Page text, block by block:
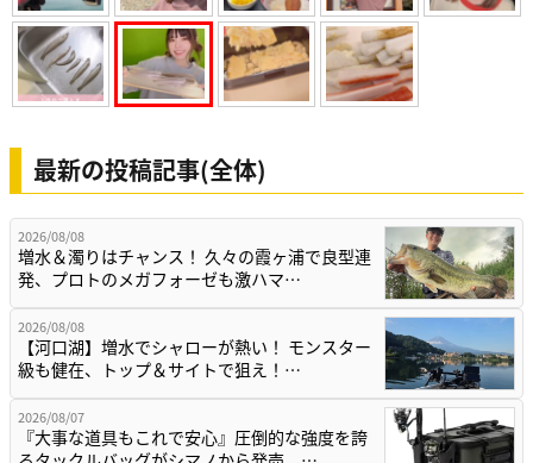
最新の投稿記事(全体)
2026/08/08
増水＆濁りはチャンス！ 久々の霞ヶ浦で良型連
発、プロトのメガフォーゼも激ハマ…
2026/08/08
【河口湖】増水でシャローが熱い！ モンスター
級も健在、トップ＆サイトで狙え！…
2026/08/07
『大事な道具もこれで安心』圧倒的な強度を誇